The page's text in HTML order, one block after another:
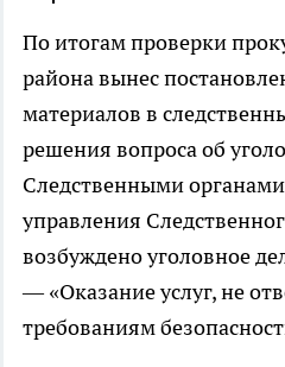
По итогам проверки
района вынес
материалов в
решения вопроса об
Следственными
управления
возбуждено уголовное
— «Оказание услуг, не
требованиям